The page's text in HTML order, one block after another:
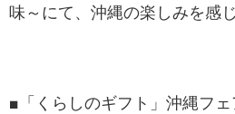
味～にて、沖縄の楽しみを感
■「くらしのギフト」沖縄フ